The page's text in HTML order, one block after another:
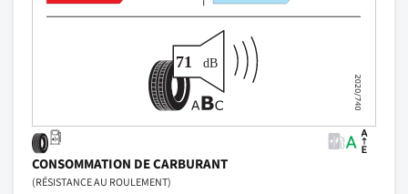
CONSOMMATION DE CARBURANT
(RÉSISTANCE AU ROULEMENT)